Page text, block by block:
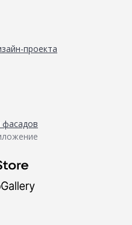
проекта
фасадов